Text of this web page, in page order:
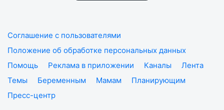
Соглашение с пользователями
Положение об обработке персональных данных
Помощь
Реклама в приложении Каналы
Лента
Темы
Беременным Мамам
Планирующим
Пресс-центр